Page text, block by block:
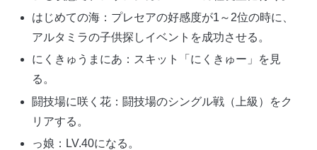
はじめての海：プレセアの好感度が1～2位の時に、
アルタミラの子供探しイベントを成功させる。
にくきゅうまにあ：スキット「にくきゅー」を見
る。
闘技場に咲く花：闘技場のシングル戦（上級）をク
リアする。
っ娘：LV.40になる。